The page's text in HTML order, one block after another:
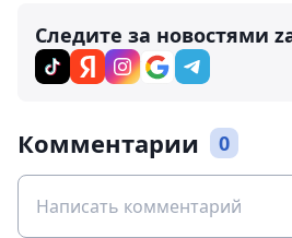
Следите за новостями
Комментарии 0